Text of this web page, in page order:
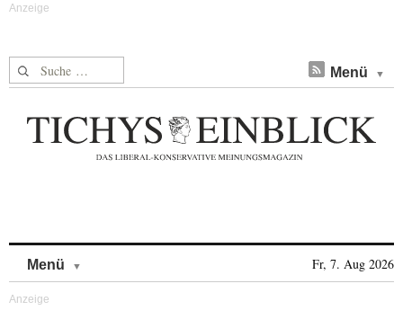
Suche nach: Menü
Menü Fr, 7. Aug 2026